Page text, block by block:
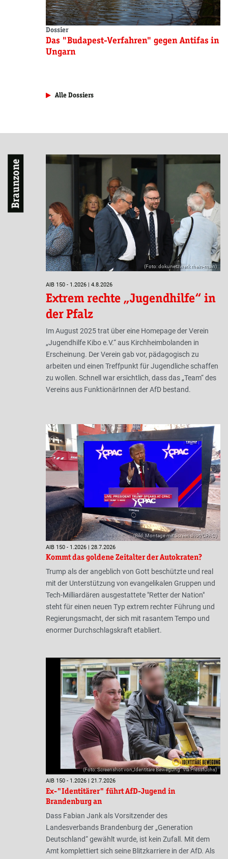
Dossier
Das "Budapest-Verfahren" gegen Antifas in
Ungarn
Alle Dossiers
Braunzone
(Foto: dokunetzwerk rhein-main)
AIB 150 - 1.2026 | 4.8.2026
Extrem rechte „Jugendhilfe“ in
der Pfalz
Im August 2025 trat über eine Homepage der Verein
„Jugendhilfe Kibo e.V.“ aus Kirchheimbolanden in
Erscheinung. Der Verein gab vor, pädagogisch zu
arbeiten und einen Treffpunkt für Jugendliche schaffen
zu wollen. Schnell war ersichtlich, dass das „Team“ des
Vereins aus FunktionärInnen der AfD bestand.
(Bild: Montage mit Screenshot/CPAC)
AIB 150 - 1.2026 | 28.7.2026
Kommt das goldene Zeitalter der Autokraten?
Trump als der angeblich von Gott beschützte und real
mit der Unterstützung von evangelikalen Gruppen und
Tech-Milliardären ausgestattete "Retter der Nation"
steht für einen neuen Typ extrem rechter Führung und
Regierungsmacht, der sich mit rasantem Tempo und
enormer Durchschlagskraft etabliert.
(Foto: Screenshot von„Identitäre Bewegung“ via Pressfuchs)
AIB 150 - 1.2026 | 21.7.2026
Ex-"Identitärer" führt AfD-Jugend in
Brandenburg an
Dass Fabian Jank als Vorsitzender des
Landesverbands Brandenburg der „Generation
Deutschland“ gewählt wurde, ist kein Zufall. Mit dem
Amt komplettiert sich seine Blitzkarriere in der AfD. Als